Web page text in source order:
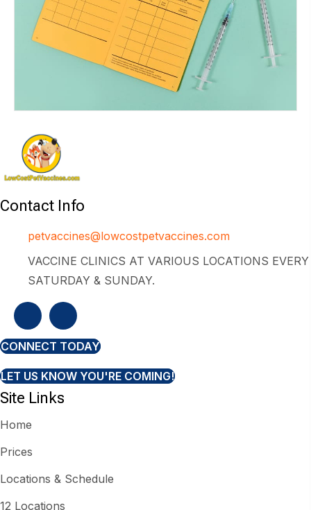
Contact Info
petvaccines@lowcostpetvaccines.com
VACCINE CLINICS AT VARIOUS LOCATIONS EVERY
SATURDAY & SUNDAY.
CONNECT TODAY
LET US KNOW YOU'RE COMING!
Site Links
Home
Prices
Locations & Schedule
12 Locations